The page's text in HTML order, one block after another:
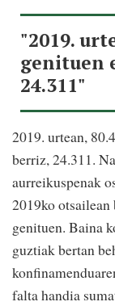
"2019.
genituen
24.311"
2019. urtean,
berriz, 24.311.
aurreikuspenak
2019ko otsailean
genituen. Baina
guztiak bertan
falta handia